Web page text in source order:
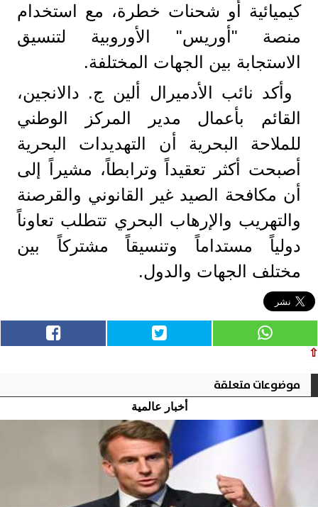
كيميائية أو شحنات خطرة، مع استخدام
منصة "أوريس" الأوروبية لتنسيق
الاستجابة بين الجهات المختلفة.
وأكد نائب الأدميرال ألين ج. دالانجين،
القائم بأعمال مدير المركز الوطني
للملاحة البحرية أن التهديدات البحرية
أصبحت أكثر تعقيداً وترابطاً، مشيراً إلى
أن مكافحة الصيد غير القانوني والقرصنة
والتهريب والإرهاب البحري تتطلب تعاوناً
دولياً مستداماً وتنسيقاً مشتركاً بين
مختلف الجهات والدول.
⇧
موضوعات متعلقة
أخبار عالمية